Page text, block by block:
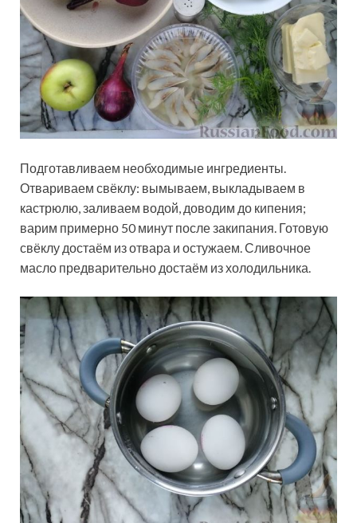
Подготавливаем необходимые ингредиенты.
Отвариваем свёклу: вымываем, выкладываем в
кастрюлю, заливаем водой, доводим до кипения;
варим примерно 50 минут после закипания. Готовую
свёклу достаём из отвара и остужаем. Сливочное
масло предварительно достаём из холодильника.